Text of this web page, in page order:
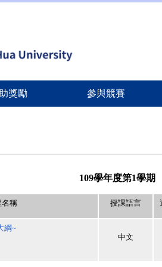
獎勵 參與競賽
109學年度第1學期
稱 授課語言
綱~
中文